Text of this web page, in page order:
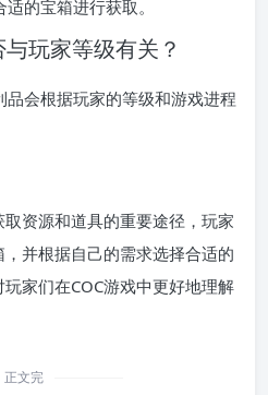
的宝箱进行获取。
玩家等级有关？
会根据玩家的等级和游戏进程
资源和道具的重要途径，玩家
并根据自己的需求选择合适的
家们在COC游戏中更好地理解
正文完